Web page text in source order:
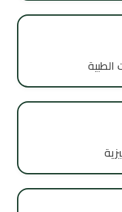
الطبية